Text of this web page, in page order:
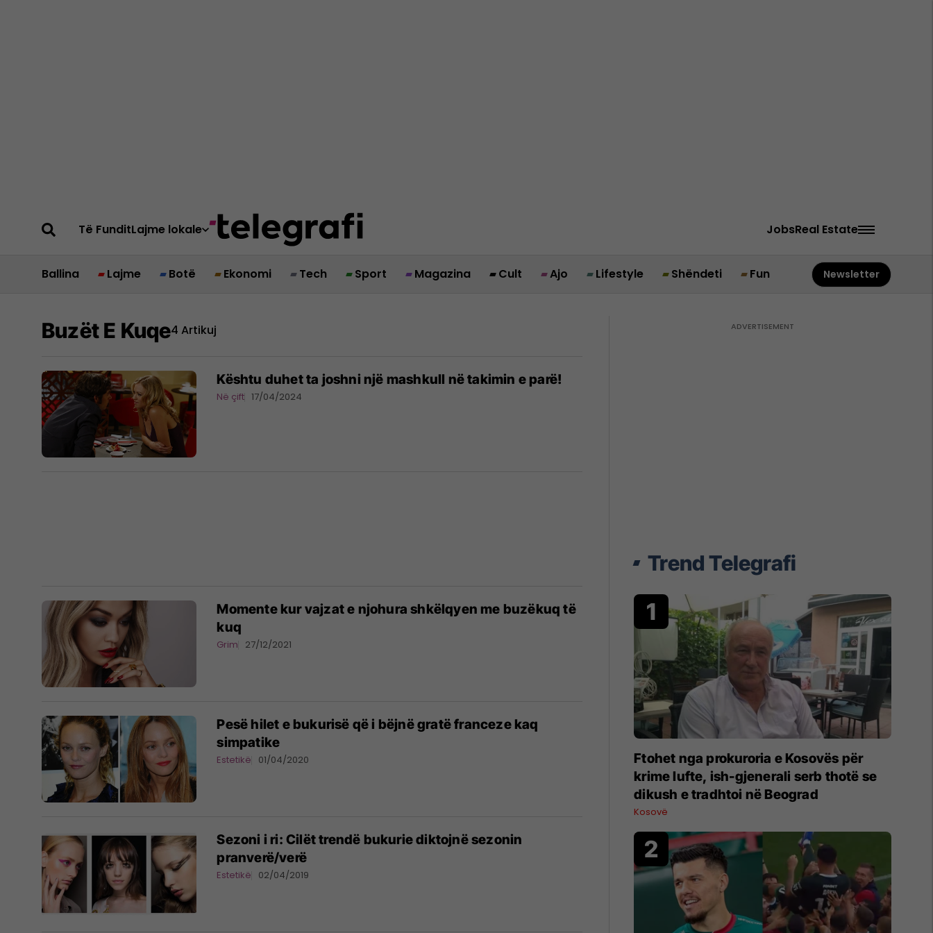
Të FunditLajme lokale JobsReal Estate
Ballina Lajme Botë Ekonomi Tech Sport Magazina Cult Ajo Lifestyle Shëndeti Fun Newsletter
Buzët E Kuqe4 Artikuj
Kështu duhet ta joshni një mashkull në takimin e parë!
Në çift 17/04/2024
Momente kur vajzat e njohura shkëlqyen me buzëkuq të
kuq
Grim 27/12/2021
Pesë hilet e bukurisë që i bëjnë gratë franceze kaq
simpatike
Estetikë 01/04/2020
Sezoni i ri: Cilët trendë bukurie diktojnë sezonin
pranverë/verë
Estetikë 02/04/2019
Trend Telegrafi
Ftohet nga prokuroria e Kosovës për
krime lufte, ish-gjenerali serb thotë se
dikush e tradhtoi në Beograd
Kosovë